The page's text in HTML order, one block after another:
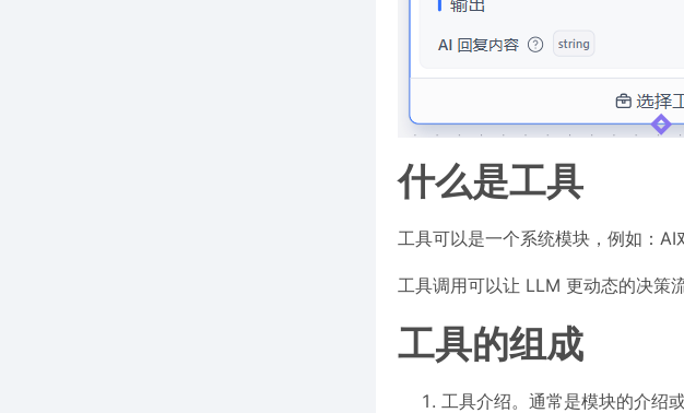
什么是工具
工具可以是一个系统模块，例如：AI
工具调用可以让 LLM 更动态的决策
工具的组成
工具介绍。通常是模块的介绍